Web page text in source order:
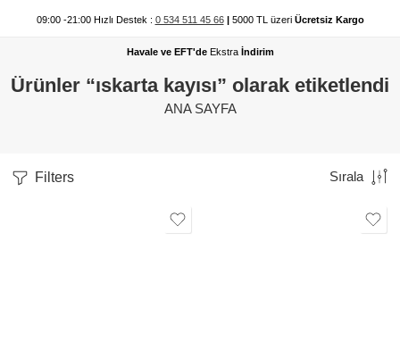
09:00 -21:00 Hızlı Destek : 0 534 511 45 66 |5000 TL üzeri Ücretsiz Kargo
Havale ve EFT'de Ekstraİndirim
Ürünler “ıskarta kayısı” olarak etiketlendi
ANA SAYFA
Filters Sırala